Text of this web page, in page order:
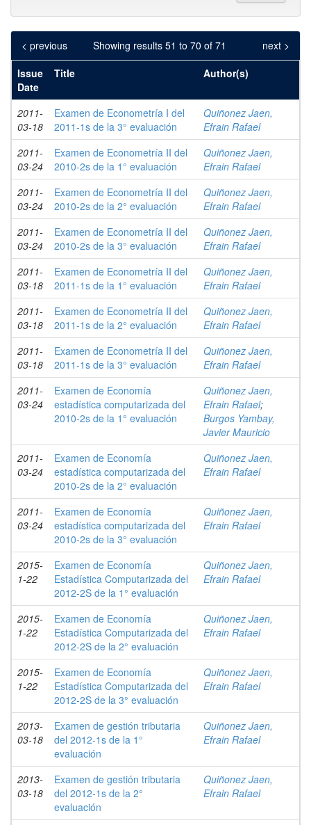
Showing results 51 to 70 of 71
< previous
next >
Issue
Date
Title Author(s)
2011-
03-18
Examen de Econometría I del
2011-1s de la 3° evaluación
Quiñonez Jaen,
Efrain Rafael
2011-
03-24
Examen de Econometría II del
2010-2s de la 1° evaluación
Quiñonez Jaen,
Efrain Rafael
2011-
03-24
Examen de Econometría II del
2010-2s de la 2° evaluación
Quiñonez Jaen,
Efrain Rafael
2011-
03-24
Examen de Econometría II del
2010-2s de la 3° evaluación
Quiñonez Jaen,
Efrain Rafael
2011-
03-18
Examen de Econometría II del
2011-1s de la 1° evaluación
Quiñonez Jaen,
Efrain Rafael
2011-
03-18
Examen de Econometría II del
2011-1s de la 2° evaluación
Quiñonez Jaen,
Efrain Rafael
2011-
03-18
Examen de Econometría II del
2011-1s de la 3° evaluación
Quiñonez Jaen,
Efrain Rafael
2011-
03-24
Examen de Economía
estadística computarizada del
2010-2s de la 1° evaluación
Quiñonez Jaen,
Efrain Rafael;
Burgos Yambay,
Javier Mauricio
2011-
03-24
Examen de Economía
estadística computarizada del
2010-2s de la 2° evaluación
Quiñonez Jaen,
Efrain Rafael
2011-
03-24
Examen de Economía
estadística computarizada del
2010-2s de la 3° evaluación
Quiñonez Jaen,
Efrain Rafael
2015-
1-22
Examen de Economía
Estadística Computarizada del
2012-2S de la 1° evaluación
Quiñonez Jaen,
Efrain Rafael
2015-
1-22
Examen de Economía
Estadística Computarizada del
2012-2S de la 2° evaluación
Quiñonez Jaen,
Efrain Rafael
2015-
1-22
Examen de Economía
Estadística Computarizada del
2012-2S de la 3° evaluación
Quiñonez Jaen,
Efrain Rafael
2013-
03-18
Examen de gestión tributaria
del 2012-1s de la 1°
evaluación
Quiñonez Jaen,
Efrain Rafael
2013-
03-18
Examen de gestión tributaria
del 2012-1s de la 2°
evaluación
Quiñonez Jaen,
Efrain Rafael